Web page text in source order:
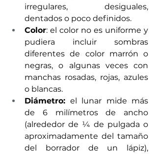
irregulares, desiguales,
dentados o poco definidos.
Color: el color no es uniforme y
pudiera incluir sombras
diferentes de color marrón o
negras, o algunas veces con
manchas rosadas, rojas, azules
o blancas.
Diámetro: el lunar mide más
de 6 milímetros de ancho
(alrededor de ¼ de pulgada o
aproximadamente del tamaño
del borrador de un lápiz),